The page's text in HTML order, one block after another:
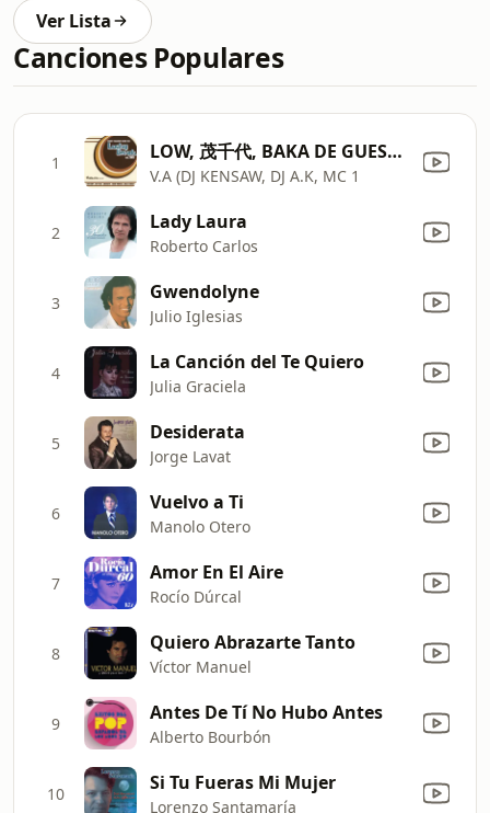
Ver Lista
Canciones Populares
1 LOW, 茂千代, BAKA DE GUESS? ETC.) - Midi Nite 47 (feat. Himitsukessya)
V.A (DJ KENSAW, DJ A.K, MC 1
2 Lady Laura
Roberto Carlos
3 Gwendolyne
Julio Iglesias
4 La Canción del Te Quiero
Julia Graciela
5 Desiderata
Jorge Lavat
6 Vuelvo a Ti
Manolo Otero
7 Amor En El Aire
Rocío Dúrcal
8 Quiero Abrazarte Tanto
Víctor Manuel
9 Antes De Tí No Hubo Antes
Alberto Bourbón
10 Si Tu Fueras Mi Mujer
Lorenzo Santamaría